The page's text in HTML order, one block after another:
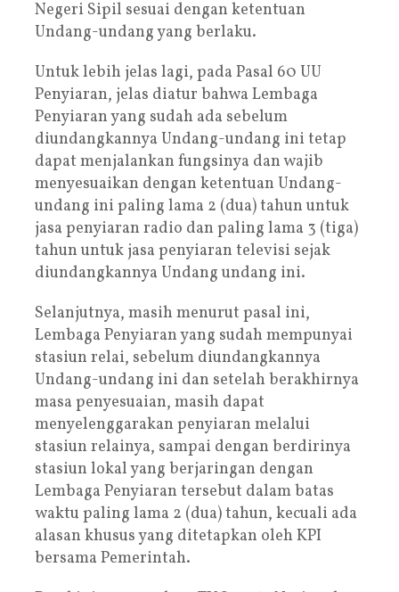
Negeri Sipil sesuai dengan ketentuan
Undang-undang yang berlaku.
Untuk lebih jelas lagi, pada Pasal 60 UU
Penyiaran, jelas diatur bahwa Lembaga
Penyiaran yang sudah ada sebelum
diundangkannya Undang-undang ini tetap
dapat menjalankan fungsinya dan wajib
menyesuaikan dengan ketentuan Undang-
undang ini paling lama 2 (dua) tahun untuk
jasa penyiaran radio dan paling lama 3 (tiga)
tahun untuk jasa penyiaran televisi sejak
diundangkannya Undang undang ini.
Selanjutnya, masih menurut pasal ini,
Lembaga Penyiaran yang sudah mempunyai
stasiun relai, sebelum diundangkannya
Undang-undang ini dan setelah berakhirnya
masa penyesuaian, masih dapat
menyelenggarakan penyiaran melalui
stasiun relainya, sampai dengan berdirinya
stasiun lokal yang berjaringan dengan
Lembaga Penyiaran tersebut dalam batas
waktu paling lama 2 (dua) tahun, kecuali ada
alasan khusus yang ditetapkan oleh KPI
bersama Pemerintah.